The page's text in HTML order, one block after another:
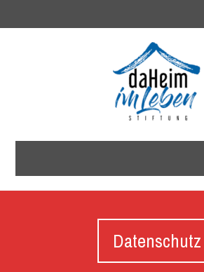
Datenschutz